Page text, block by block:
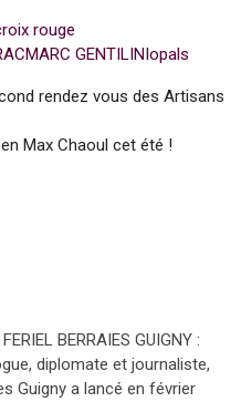
rouge
MARC GENTILINIopals
rendez vous des Artisans
Max Chaoul cet été !
BERRAIES GUIGNY :
diplomate et journaliste,
Guigny a lancé en février